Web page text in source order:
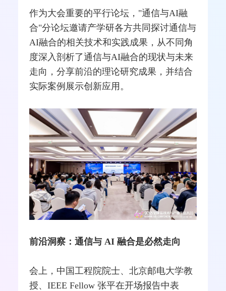
作为大会重要的平行论坛，"通信与AI融
合"分论坛邀请产学研各方共同探讨通信与
AI融合的相关技术和实践成果，从不同角
度深入剖析了通信与AI融合的现状与未来
走向，分享前沿的理论研究成果，并结合
实际案例展示创新应用。
前沿洞察：通信与 AI 融合是必然走向
会上，中国工程院院士、北京邮电大学教
授、IEEE Fellow 张平在开场报告中表